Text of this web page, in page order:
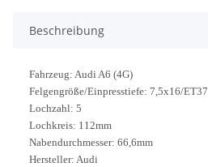
Beschreibung
Fahrzeug: Audi A6 (4G)
Felgengröße/Einpresstiefe: 7,5x16/ET37
Lochzahl: 5
Lochkreis: 112mm
Nabendurchmesser: 66,6mm
Hersteller: Audi